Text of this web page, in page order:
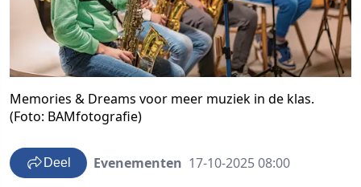
Memories & Dreams voor meer muziek in de klas.
(Foto: BAMfotografie)
Deel Evenementen 17-10-2025 08:00